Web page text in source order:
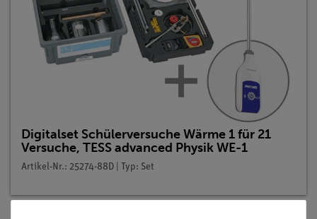
Digitalset Schülerversuche Wärme 1 für 21
Versuche, TESS advanced Physik WE-1
Artikel-Nr.: 25274-88D | Typ: Set